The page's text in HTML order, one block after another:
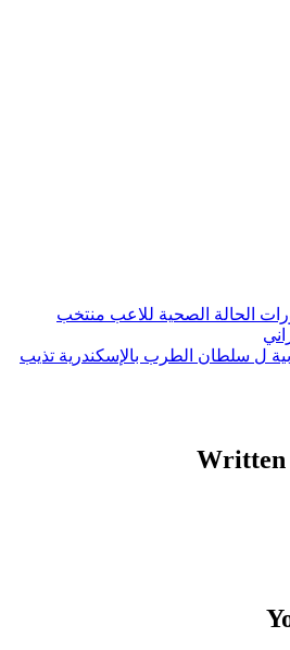
الحالة الصحية للاعب منتخب
ل سلطان الطرب بالإسكندرية تذيب
Written